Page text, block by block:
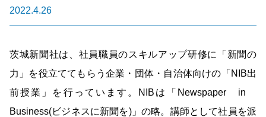
2022.4.26
茨城新聞社は、社員職員のスキルアップ研修に「新聞の
力」を役立ててもらう企業・団体・自治体向けの「NIB出
前授業」を行っています。NIBは「Newspaper in
Business(ビジネスに新聞を)」の略。講師として社員を派